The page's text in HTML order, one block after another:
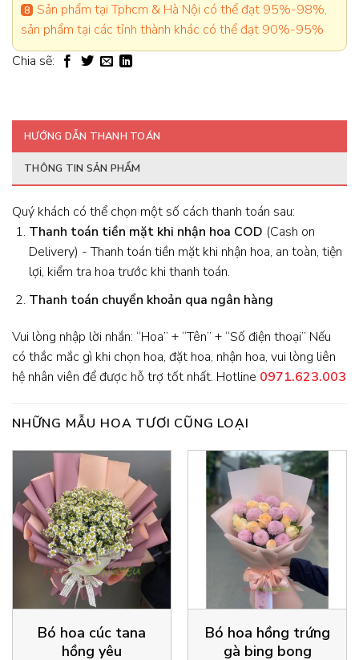
Sản phẩm tại Tphcm & Hà Nội có thể đạt 95%-98%,
sản phẩm tại các tỉnh thành khác có thể đạt 90%-95%
Chia sẽ:
HƯỚNG DẪN THANH TOÁN
THÔNG TIN SẢN PHẨM
Quý khách có thể chọn một số cách thanh toán sau:
Thanh toán tiền mặt khi nhận hoa COD (Cash on
Delivery) - Thanh toán tiền mặt khi nhận hoa, an toàn, tiện
lợi, kiểm tra hoa trước khi thanh toán.
Thanh toán chuyển khoản qua ngân hàng
Vui lòng nhập lời nhắn: “Hoa” + “Tên” + “Số điện thoại” Nếu
có thắc mắc gì khi chọn hoa, đặt hoa, nhận hoa, vui lòng liên
hệ nhân viên để được hỗ trợ tốt nhất. Hotline 0971.623.003
NHỮNG MẪU HOA TƯƠI CŨNG LOẠI
Bó hoa cúc tana
hồng yêu
Bó hoa hồng trứng
gà bing bong